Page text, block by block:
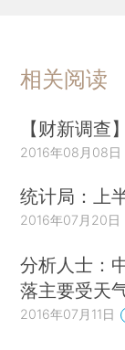
相关阅读
【财新调查
2016年08月08日
统计局：上
2016年07月20日
分析人士：
落主要受天
2016年07月11日